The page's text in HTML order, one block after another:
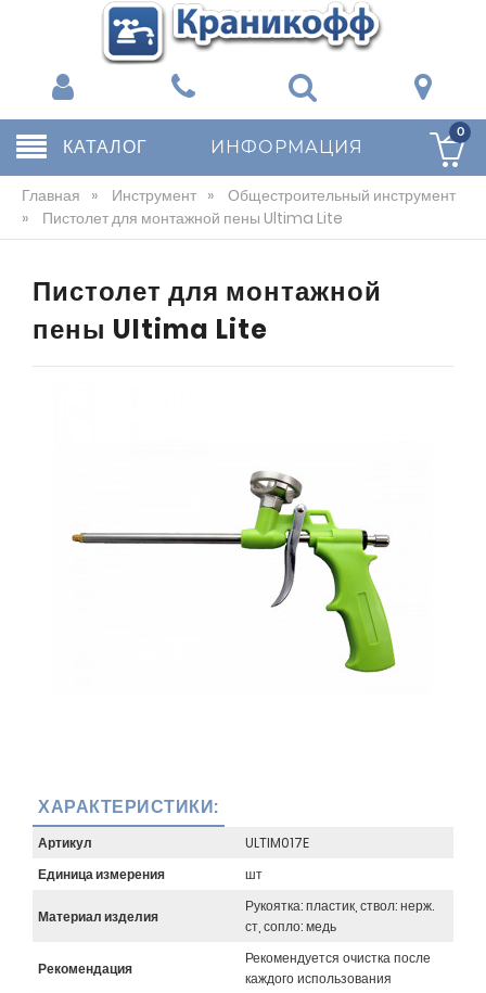
КАТАЛОГ ИНФОРМАЦИЯ
0
Главная » Инструмент »
Общестроительный инструмент
»
Пистолет для монтажной пены Ultima Lite
Пистолет для монтажной
пены Ultima Lite
ХАРАКТЕРИСТИКИ:
Артикул
ULTIM017E
Единица измерения
шт
Материал изделия
Рукоятка: пластик, ствол: нерж.
ст, сопло: медь
Рекомендация
Рекомендуется очистка после
каждого использования